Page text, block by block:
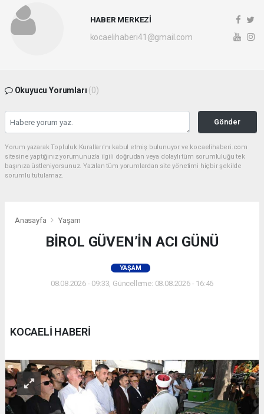
HABER MERKEZİ
kocaelihaberi41@gmail.com
Okuyucu Yorumları (0)
Gönder
Yorum yazarak Topluluk Kuralları’nı kabul etmiş bulunuyor ve kocaelihaberi.com
sitesine yaptığınız yorumunuzla ilgili doğrudan veya dolaylı tüm sorumluluğu tek
başınıza üstleniyorsunuz. Yazılan tüm yorumlardan site yönetimi hiçbir şekilde
sorumlu tutulamaz.
Anasayfa Yaşam
BİROL GÜVEN’İN ACI GÜNÜ
YAŞAM
08.08.2026 - 09:33, Güncelleme: 08.08.2026 - 16:46
KOCAELİ HABERİ